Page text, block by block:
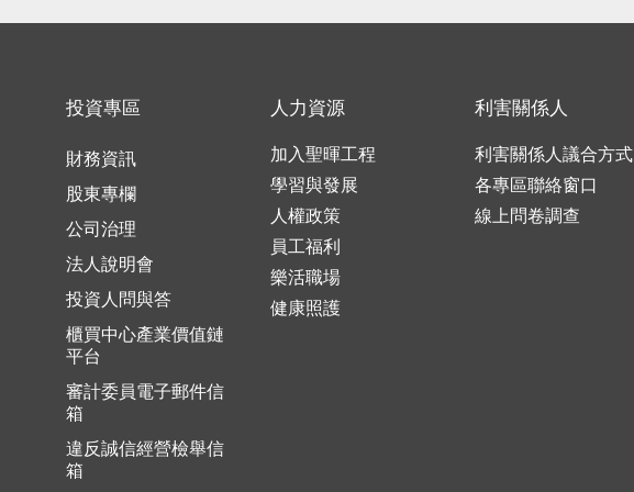
投資專區
財務資訊
股東專欄
公司治理
法人說明會
投資人問與答
櫃買中心產業價值鏈
平台
審計委員電子郵件信
箱
違反誠信經營檢舉信
箱
人力資源
加入聖暉工程
學習與發展
人權政策
員工福利
樂活職場
健康照護
利害關係人
利害關係人議合方式
各專區聯絡窗口
線上問卷調查